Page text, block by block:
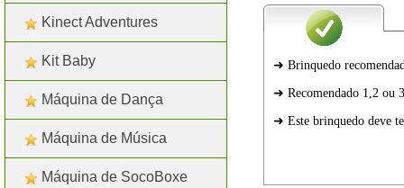
Kinect Adventures
Kit Baby
Máquina de Dança
Máquina de Música
Máquina de SocoBoxe